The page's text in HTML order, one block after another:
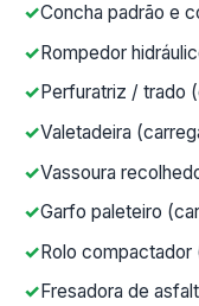
Concha padrão e
Rompedor
Perfuratriz / trado
Valetadeira
Vassoura
Garfo paleteiro
Rolo compactador
Fresadora de